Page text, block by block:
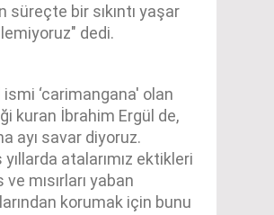
süreçte bir sıkıntı yaşar
dedi.
ismi ‘carimangana' olan
kuran İbrahim Ergül de,
ayı savar diyoruz.
atalarımız ektikleri
mısırları yaban
korumak için bunu